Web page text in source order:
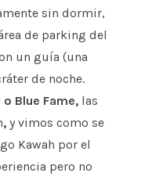
sin dormir,
de parking del
un guía (una
de noche.
o Blue Fame, las
, y vimos como se
Kawah por el
pero no